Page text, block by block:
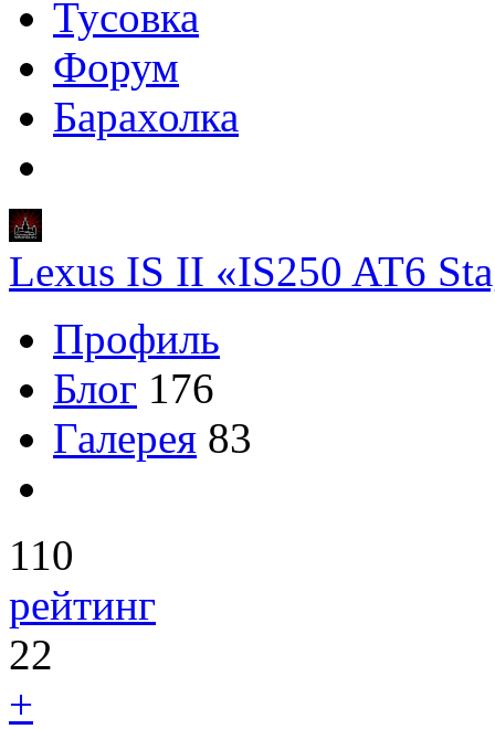
Тусовка
Форум
Барахолка
Lexus IS II «IS250 AT6
Профиль
Блог 176
Галерея 83
110
рейтинг
22
+